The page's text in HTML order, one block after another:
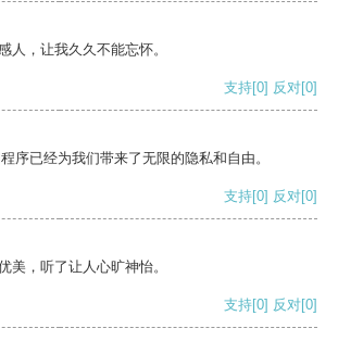
人，让我久久不能忘怀。
支持[0] 反对[0]
序已经为我们带来了无限的隐私和自由。
支持[0] 反对[0]
美，听了让人心旷神怡。
支持[0] 反对[0]